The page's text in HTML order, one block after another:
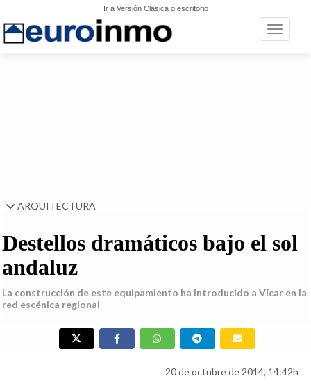
Ir a Versión Clásica o escritorio
Toggle
ARQUITECTURA
Destellos dramáticos bajo el sol
andaluz
La construcción de este equipamiento ha introducido a Vícar en la
red escénica regional
20 de octubre de 2014, 14:42h